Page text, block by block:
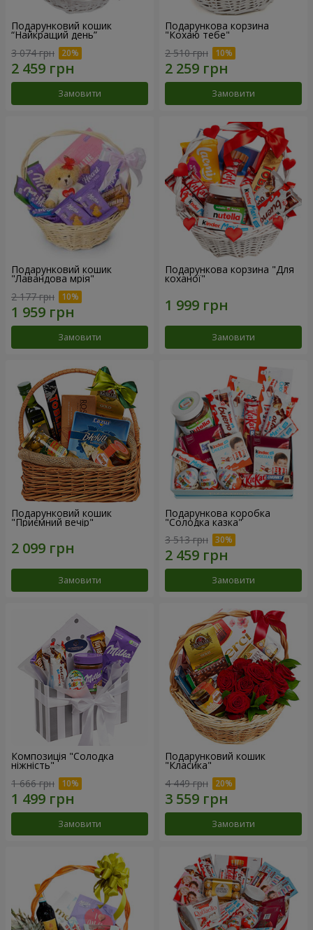
Подарунковий кошик
“Найкращий день”
3 074 грн
Замовити
Подарункова корзина
"Кохаю тебе"
2 510 грн
Замовити
Подарунковий кошик
"Лавандова мрія"
2 177 грн
Замовити
Подарункова корзина "Для
коханої"
Замовити
Подарунковий кошик
"Приємний вечір"
Замовити
Подарункова коробка
"Солодка казка"
3 513 грн
Замовити
Композиція "Солодка
ніжність"
1 666 грн
Замовити
Подарунковий кошик
"Класика"
4 449 грн
Замовити